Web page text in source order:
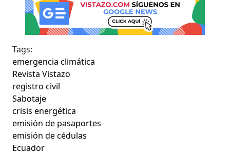
Tags:
emergencia climática
Revista Vistazo
registro civil
Sabotaje
crisis energética
emisión de pasaportes
emisión de cédulas
Ecuador